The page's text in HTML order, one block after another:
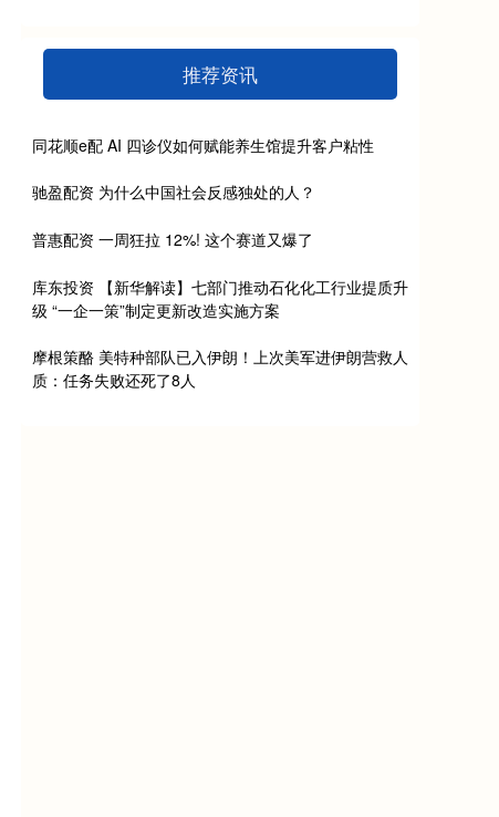
推荐资讯
同花顺e配 AI 四诊仪如何赋能养生馆提升客户粘性
驰盈配资 为什么中国社会反感独处的人？
普惠配资 一周狂拉 12%! 这个赛道又爆了
库东投资 【新华解读】七部门推动石化化工行业提质升
级 “一企一策”制定更新改造实施方案
摩根策酪 美特种部队已入伊朗！上次美军进伊朗营救人
质：任务失败还死了8人